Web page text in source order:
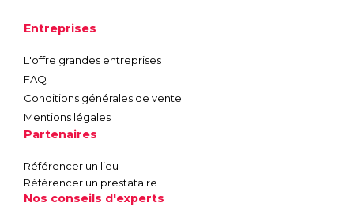
Entreprises
L'offre grandes entreprises
FAQ
Conditions générales de vente
Mentions légales
Partenaires
Référencer un lieu
Référencer un prestataire
Nos conseils d'experts